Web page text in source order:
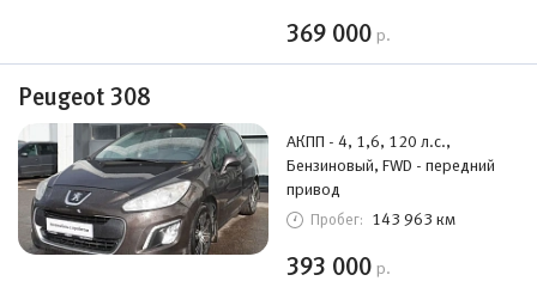
369 000 р.
Peugeot 308
АКПП - 4, 1,6, 120 л.с.,
Бензиновый, FWD - передний
привод
Пробег: 143 963 км
393 000 р.